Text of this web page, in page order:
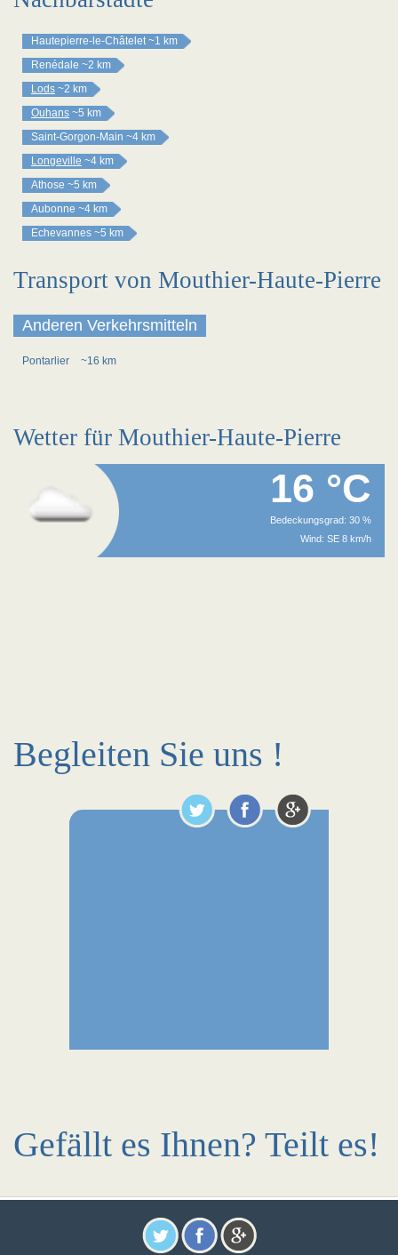
Hautepierre-le-Châtelet ~1 km
Renédale ~2 km
Lods ~2 km
Ouhans ~5 km
Saint-Gorgon-Main ~4 km
Longeville ~4 km
Athose ~5 km
Aubonne ~4 km
Echevannes ~5 km
Transport von Mouthier-Haute-Pierre
Anderen Verkehrsmitteln
Pontarlier ~16 km
Wetter für Mouthier-Haute-Pierre
16 °C
Bedeckungsgrad: 30 %
Wind: SE 8 km/h
Begleiten Sie uns !
Gefällt es Ihnen? Teilt es!